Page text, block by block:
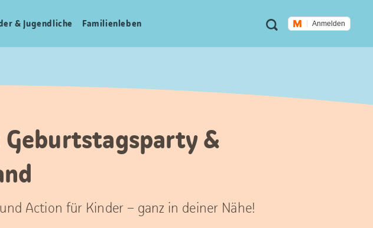
Meta
Navigation
Suche Anmelden
& Jugendliche Familien­leben
Geburtstagsparty &
Action für Kinder – ganz in deiner Nähe!